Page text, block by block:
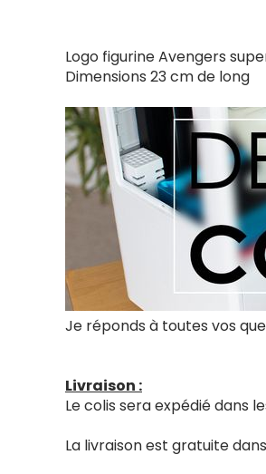
Logo figurine Avengers
Dimensions 23 cm de long
Je réponds à toutes vos
Livraison :
Le colis sera expédié dans
La livraison est gratuite